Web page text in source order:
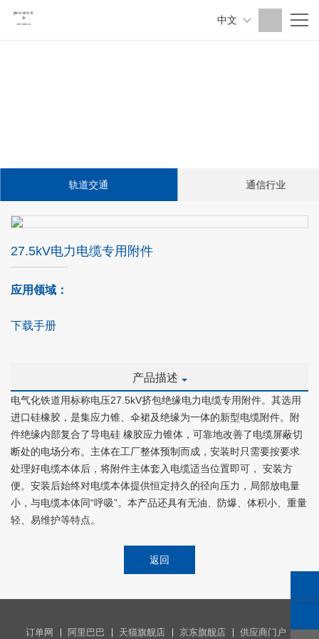
中文
轨道交通 通信行业
27.5kV电力电缆专用附件
应用领域：
下载手册
产品描述
电气化铁道用标称电压27.5kV挤包绝缘电力电缆专用附件。其选用
进口硅橡胶，是集应力锥、伞裙及绝缘为一体的新型电缆附件。附
件绝缘内部复合了导电硅 橡胶应力锥体，可靠地改善了电缆屏蔽切
断处的电场分布。主体在工厂整体预制而成，安装时只需要按要求
处理好电缆本体后，将附件主体套入电缆适当位置即可， 安装方
便。安装后始终对电缆本体提供恒定持久的径向压力，局部放电量
小，与电缆本体同“呼吸”。本产品还具有无油、防爆、体积小、重量
轻、易维护等特点。
返回
订单网 阿里巴巴 天猫旗舰店 京东旗舰店 供应商门户